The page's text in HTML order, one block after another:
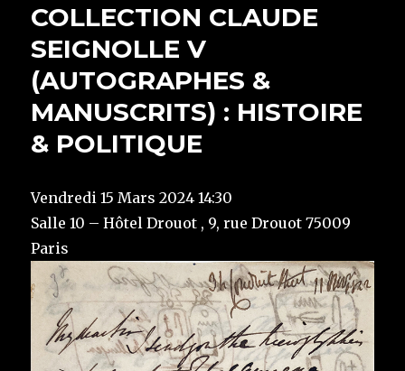
COLLECTION CLAUDE
SEIGNOLLE V
(AUTOGRAPHES &
MANUSCRITS) : HISTOIRE
& POLITIQUE
Vendredi 15 Mars 2024 14:30
Salle 10 – Hôtel Drouot , 9, rue Drouot 75009
Paris